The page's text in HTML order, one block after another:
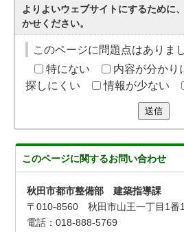
よりよいウェブサイトにするために
かせください。
このページに問題点はありま
特にない
内容が分かり
探しにくい
情報が少ない
送信
このページに関するお問い合わせ
秋田市都市整備部 建築指導課
〒010-8560 秋田市山王一丁目1
電話：018-888-5769